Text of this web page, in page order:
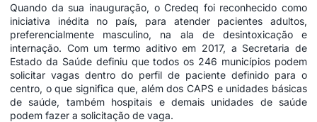
Quando da sua inauguração, o Credeq foi reconhecido como
iniciativa inédita no país, para atender pacientes adultos,
preferencialmente masculino, na ala de desintoxicação e
internação. Com um termo aditivo em 2017, a Secretaria de
Estado da Saúde definiu que todos os 246 municípios podem
solicitar vagas dentro do perfil de paciente definido para o
centro, o que significa que, além dos CAPS e unidades básicas
de saúde, também hospitais e demais unidades de saúde
podem fazer a solicitação de vaga.